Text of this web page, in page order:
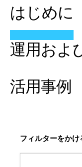
はじめに
運用およ
活用事例
フィルターをかけ